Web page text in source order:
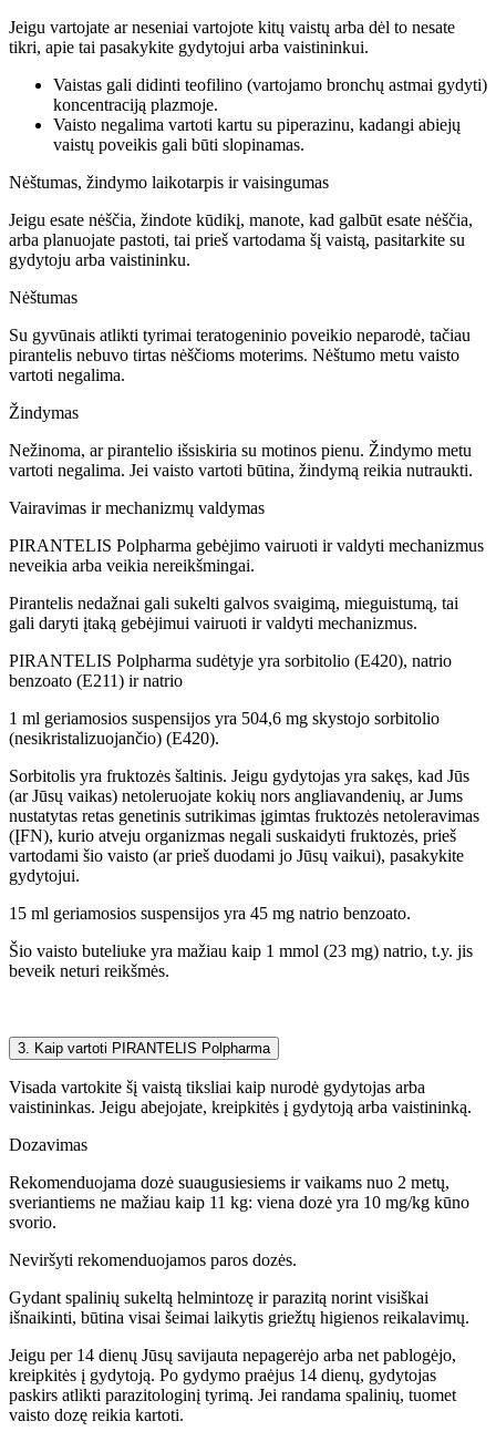
Jeigu vartojate ar neseniai vartojote kitų vaistų arba dėl to nesate
tikri, apie tai pasakykite gydytojui arba vaistininkui.
Vaistas gali didinti teofilino (vartojamo bronchų astmai gydyti)
koncentraciją plazmoje.
Vaisto negalima vartoti kartu su piperazinu, kadangi abiejų
vaistų poveikis gali būti slopinamas.
Nėštumas, žindymo laikotarpis ir vaisingumas
Jeigu esate nėščia, žindote kūdikį, manote, kad galbūt esate nėščia,
arba planuojate pastoti, tai prieš vartodama šį vaistą, pasitarkite su
gydytoju arba vaistininku.
Nėštumas
Su gyvūnais atlikti tyrimai teratogeninio poveikio neparodė, tačiau
pirantelis nebuvo tirtas nėščioms moterims. Nėštumo metu vaisto
vartoti negalima.
Žindymas
Nežinoma, ar pirantelio išsiskiria su motinos pienu. Žindymo metu
vartoti negalima. Jei vaisto vartoti būtina, žindymą reikia nutraukti.
Vairavimas ir mechanizmų valdymas
PIRANTELIS Polpharma gebėjimo vairuoti ir valdyti mechanizmus
neveikia arba veikia nereikšmingai.
Pirantelis nedažnai gali sukelti galvos svaigimą, mieguistumą, tai
gali daryti įtaką gebėjimui vairuoti ir valdyti mechanizmus.
PIRANTELIS Polpharma sudėtyje yra sorbitolio (E420), natrio
benzoato (E211) ir natrio
1 ml geriamosios suspensijos yra 504,6 mg skystojo sorbitolio
(nesikristalizuojančio) (E420).
Sorbitolis yra fruktozės šaltinis. Jeigu gydytojas yra sakęs, kad Jūs
(ar Jūsų vaikas) netoleruojate kokių nors angliavandenių, ar Jums
nustatytas retas genetinis sutrikimas įgimtas fruktozės netoleravimas
(ĮFN), kurio atveju organizmas negali suskaidyti fruktozės, prieš
vartodami šio vaisto (ar prieš duodami jo Jūsų vaikui), pasakykite
gydytojui.
15 ml geriamosios suspensijos yra 45 mg natrio benzoato.
Šio vaisto buteliuke yra mažiau kaip 1 mmol (23 mg) natrio, t.y. jis
beveik neturi reikšmės.
3. Kaip vartoti PIRANTELIS Polpharma
Visada vartokite šį vaistą tiksliai kaip nurodė gydytojas arba
vaistininkas. Jeigu abejojate, kreipkitės į gydytoją arba vaistininką.
Dozavimas
Rekomenduojama dozė suaugusiesiems ir vaikams nuo 2 metų,
sveriantiems ne mažiau kaip 11 kg: viena dozė yra 10 mg/kg kūno
svorio.
Neviršyti rekomenduojamos paros dozės.
Gydant spalinių sukeltą helmintozę ir parazitą norint visiškai
išnaikinti, būtina visai šeimai laikytis griežtų higienos reikalavimų.
Jeigu per 14 dienų Jūsų savijauta nepagerėjo arba net pablogėjo,
kreipkitės į gydytoją. Po gydymo praėjus 14 dienų, gydytojas
paskirs atlikti parazitologinį tyrimą. Jei randama spalinių, tuomet
vaisto dozę reikia kartoti.